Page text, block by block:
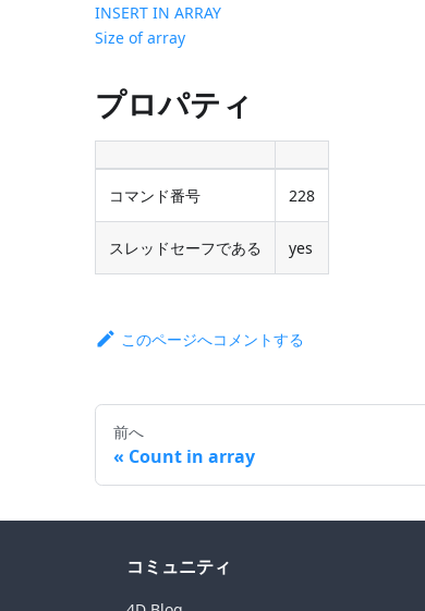
INSERT IN ARRAY
Size of array
プロパティ
コマンド番号 228
スレッドセーフである yes
このページへコメントする
前へ
Count in array
コミュニティ